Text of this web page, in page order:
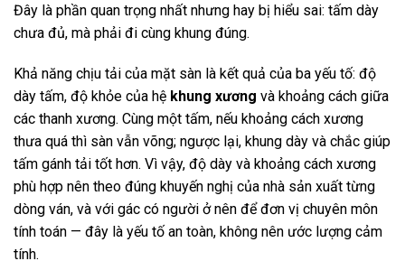
Đây là phần quan trọng nhất nhưng hay bị hiểu sai: tấm dày
chưa đủ, mà phải đi cùng khung đúng.
Khả năng chịu tải của mặt sàn là kết quả của ba yếu tố: độ
dày tấm, độ khỏe của hệ khung xương và khoảng cách giữa
các thanh xương. Cùng một tấm, nếu khoảng cách xương
thưa quá thì sàn vẫn võng; ngược lại, khung dày và chắc giúp
tấm gánh tải tốt hơn. Vì vậy, độ dày và khoảng cách xương
phù hợp nên theo đúng khuyến nghị của nhà sản xuất từng
dòng ván, và với gác có người ở nên để đơn vị chuyên môn
tính toán — đây là yếu tố an toàn, không nên ước lượng cảm
tính.